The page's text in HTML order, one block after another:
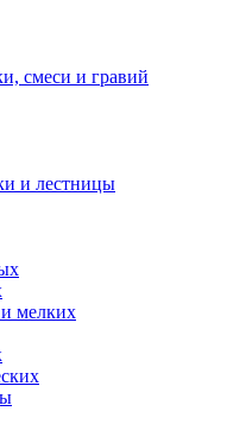
смеси и гравий
и лестницы
мелких